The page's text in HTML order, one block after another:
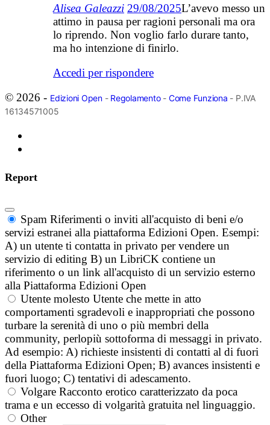
Alisea Galeazzi 29/08/2025L’avevo messo un
attimo in pausa per ragioni personali ma ora
lo riprendo. Non voglio farlo durare tanto,
ma ho intenzione di finirlo.
Accedi per rispondere
© 2026 - Edizioni Open- Regolamento- Come Funziona - P.IVA
16134571005
Report
Spam Riferimenti o inviti all'acquisto di beni e/o
servizi estranei alla piattaforma Edizioni Open. Esempi:
A) un utente ti contatta in privato per vendere un
servizio di editing B) un LibriCK contiene un
riferimento o un link all'acquisto di un servizio esterno
alla Piattaforma Edizioni Open
Utente molesto Utente che mette in atto
comportamenti sgradevoli e inappropriati che possono
turbare la serenità di uno o più membri della
community, perlopiù sottoforma di messaggi in privato.
Ad esempio: A) richieste insistenti di contatti al di fuori
della Piattaforma Edizioni Open; B) avances insistenti e
fuori luogo; C) tentativi di adescamento.
Volgare Racconto erotico caratterizzato da poca
trama e un eccesso di volgarità gratuita nel linguaggio.
Other